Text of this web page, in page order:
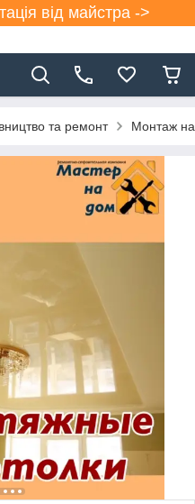
від майстра ->
та ремонт Монтаж